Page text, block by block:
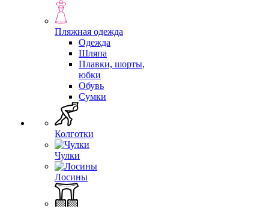
Пляжная одежда
Одежда
Шляпа
Плавки, шорты,
юбки
Обувь
Сумки
Колготки
Чулки
Лосины